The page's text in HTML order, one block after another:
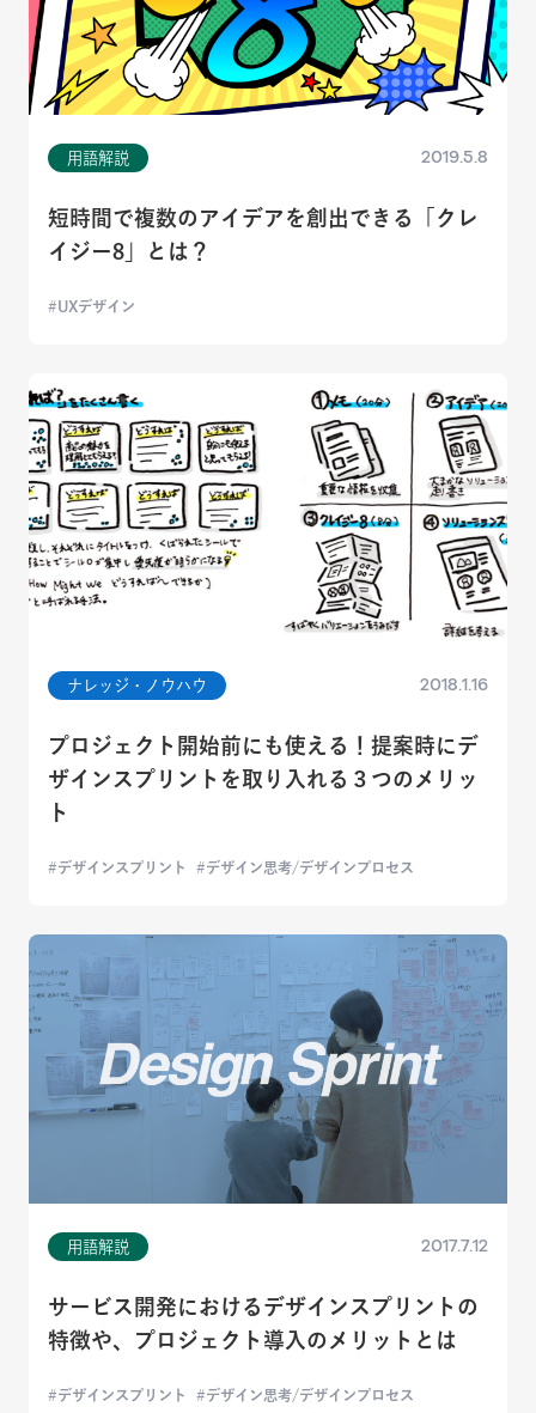
用語解説 2019.5.8
短時間で複数のアイデアを創出できる「クレ
イジー8」とは？
UXデザイン
ナレッジ・ノウハウ 2018.1.16
プロジェクト開始前にも使える！提案時にデ
ザインスプリントを取り入れる３つのメリッ
ト
デザインスプリント デザイン思考/デザインプロセス
用語解説 2017.7.12
サービス開発におけるデザインスプリントの
特徴や、プロジェクト導入のメリットとは
デザインスプリント
デザイン思考/デザインプロセス